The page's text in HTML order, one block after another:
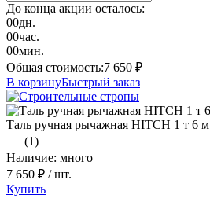
До конца акции осталось:
00дн.
00час.
00мин.
Общая стоимость:7 650 ₽
В корзинуБыстрый заказ
Таль ручная рычажная HITCH 1 т 6 м
(1)
Наличие: много
7 650 ₽ / шт.
Купить